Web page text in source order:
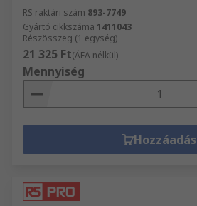
RS raktári szám 893-7749
Gyártó cikkszáma 1411043
Részösszeg (1 egység)
21 325 Ft(ÁFA nélkül)
Mennyiség
Hozzáadás